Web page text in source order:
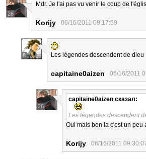
26
Mdr. Je l'ai pas vu venir le coup de
Korijy 06/16/2011 09:17:59
8 Les légendes descendent de dieu
capitaine0aizen 06/16/2011
26
capitaine0aizen сказал:
Les légendes descendent
Oui mais bon la c'est un peu
Korijy 06/16/2011